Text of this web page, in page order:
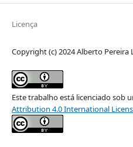
Licença
Copyright (c) 2024 Alberto Pereira
Este trabalho está licenciado sob
Attribution 4.0 International